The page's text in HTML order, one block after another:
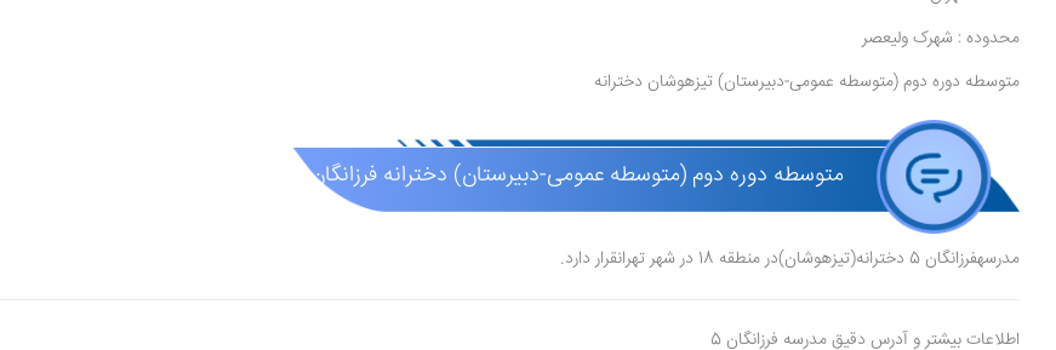
محدوده : شهرک ولیعصر
متوسطه دوره دوم (متوسطه عمومی-دبیرستان) تیزهوشان دخترانه
متوسطه دوره دوم (متوسطه عمومی-دبیرستان) دخترانه فرزانگان 5 (تیزهوشان )
مدرسهفرزانگان 5 دخترانه(تیزهوشان)در منطقه 18 در شهر تهرانقرار دارد.
اطلاعات بیشتر و آدرس دقیق مدرسه فرزانگان 5